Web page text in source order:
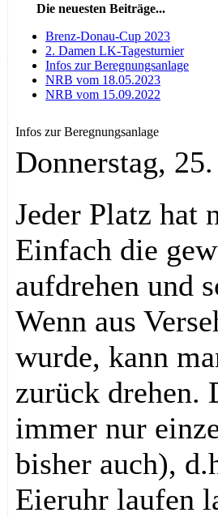
Die neuesten Beiträge...
Brenz-Donau-Cup 2023
2. Damen LK-Tagesturnier
Infos zur Beregnungsanlage
NRB vom 18.05.2023
NRB vom 15.09.2022
Infos zur Beregnungsanlage
Donnerstag,
Jeder Platz hat
Einfach die
aufdrehen und
Wenn aus
wurde, kann
zurück drehen.
immer nur
bisher auch),
Eieruhr laufen